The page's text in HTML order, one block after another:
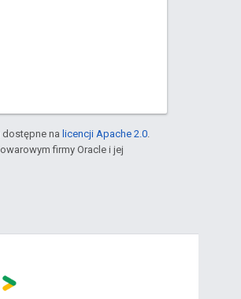
dostępne na licencji Apache 2.0
firmy Oracle i jej